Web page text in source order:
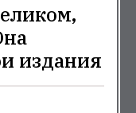
издания